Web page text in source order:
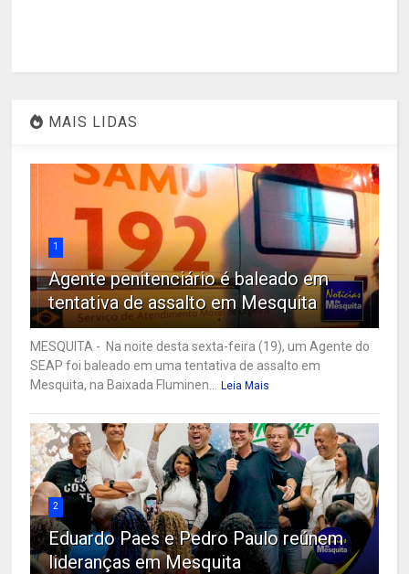
MAIS LIDAS
1
Agente penitenciário é baleado em
tentativa de assalto em Mesquita
MESQUITA - Na noite desta sexta-feira (19), um Agente do
SEAP foi baleado em uma tentativa de assalto em
Mesquita, na Baixada Fluminen...
Leia Mais
2
Eduardo Paes e Pedro Paulo reúnem
lideranças em Mesquita